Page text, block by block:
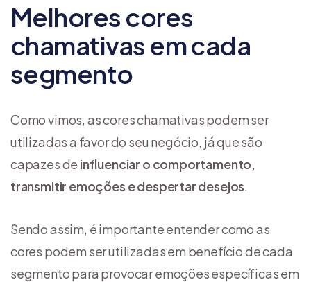
Melhores cores
chamativas em cada
segmento
Como vimos, as cores chamativas podem ser
utilizadas a favor do seu negócio, já que são
capazes de influenciar o comportamento,
transmitir emoções e despertar desejos.
Sendo assim, é importante entender como as
cores podem ser utilizadas em benefício de cada
segmento para provocar emoções específicas em